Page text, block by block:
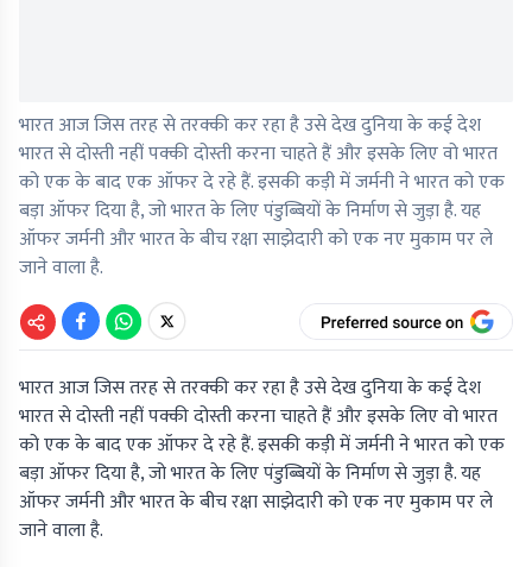
भारत आज जिस तरह से तरक्की कर रहा है उसे देख दुनिया के कई देश
भारत से दोस्ती नहीं पक्की दोस्ती करना चाहते हैं और इसके लिए वो भारत
को एक के बाद एक ऑफर दे रहे हैं. इसकी कड़ी में जर्मनी ने भारत को एक
बड़ा ऑफर दिया है, जो भारत के लिए पंडुब्बियों के निर्माण से जुड़ा है. यह
ऑफर जर्मनी और भारत के बीच रक्षा साझेदारी को एक नए मुकाम पर ले
जाने वाला है.
भारत आज जिस तरह से तरक्की कर रहा है उसे देख दुनिया के कई देश
भारत से दोस्ती नहीं पक्की दोस्ती करना चाहते हैं और इसके लिए वो भारत
को एक के बाद एक ऑफर दे रहे हैं. इसकी कड़ी में जर्मनी ने भारत को एक
बड़ा ऑफर दिया है, जो भारत के लिए पंडुब्बियों के निर्माण से जुड़ा है. यह
ऑफर जर्मनी और भारत के बीच रक्षा साझेदारी को एक नए मुकाम पर ले
जाने वाला है.